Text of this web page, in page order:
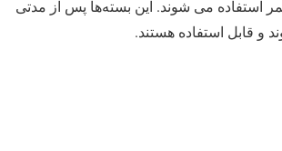
استفاده می شوند. این بسته‌ها پس از مدتی
و قابل استفاده هستند.